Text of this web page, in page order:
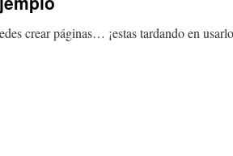
crear páginas… ¡estas tardando en